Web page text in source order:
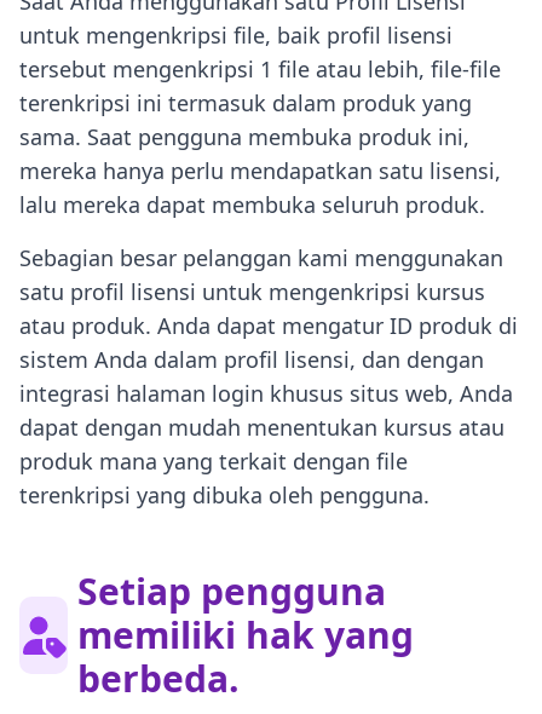
untuk mengenkripsi file, baik profil lisensi
tersebut mengenkripsi 1 file atau lebih, file-file
terenkripsi ini termasuk dalam produk yang
sama. Saat pengguna membuka produk ini,
mereka hanya perlu mendapatkan satu lisensi,
lalu mereka dapat membuka seluruh produk.
Sebagian besar pelanggan kami menggunakan
satu profil lisensi untuk mengenkripsi kursus
atau produk. Anda dapat mengatur ID produk di
sistem Anda dalam profil lisensi, dan dengan
integrasi halaman login khusus situs web, Anda
dapat dengan mudah menentukan kursus atau
produk mana yang terkait dengan file
terenkripsi yang dibuka oleh pengguna.
Setiap pengguna
memiliki hak yang
berbeda.